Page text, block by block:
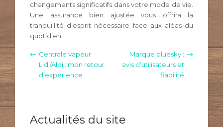
changements significatifs dans votre mode de vie.
Une assurance bien ajustée vous offrira la
tranquillité d’esprit nécessaire face aux aléas du
quotidien.
Centrale vapeur
Lidl/Aldi : mon retour
d’expérience
Marque bluesky :
avis d’utilisateurs et
fiabilité
Actualités du site